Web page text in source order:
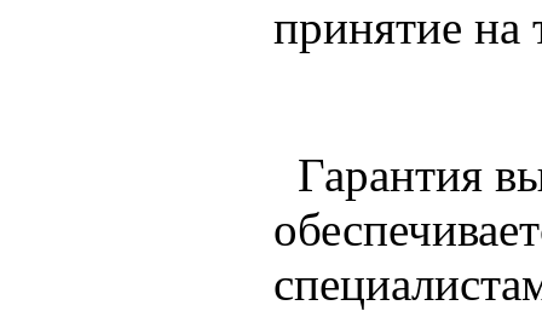
принятие на
Гарантия